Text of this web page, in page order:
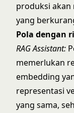
produksi akan
yang
Pola dengan
RAG Assistant:
memerlukan
embedding
representasi
yang sama,